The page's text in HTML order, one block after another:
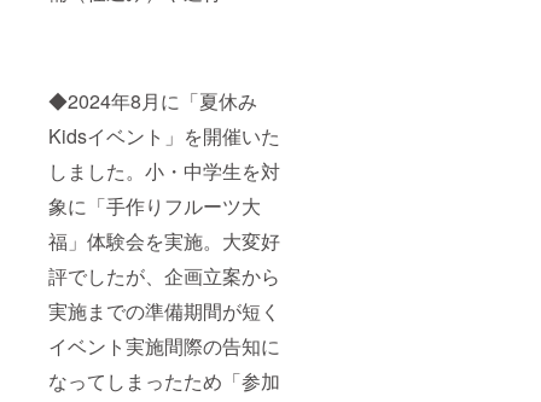
◆2024年8月に「夏休み
Kidsイベント」を開催いた
しました。小・中学生を対
象に「手作りフルーツ大
福」体験会を実施。大変好
評でしたが、企画立案から
実施までの準備期間が短く
イベント実施間際の告知に
なってしまったため「参加